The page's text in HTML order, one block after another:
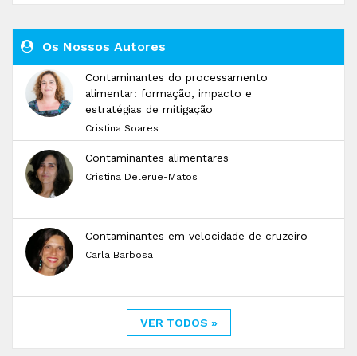
Os Nossos Autores
Contaminantes do processamento
alimentar: formação, impacto e
estratégias de mitigação
Cristina Soares
Contaminantes alimentares
Cristina Delerue-Matos
Contaminantes em velocidade de cruzeiro
Carla Barbosa
VER TODOS »